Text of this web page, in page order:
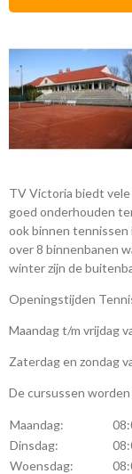
TV Victoria biedt
goed onderhouden
ook binnen tennissen
over 8 binnenbanen
winter zijn de
Openingstijden
Maandag t/m vrijdag
Zaterdag en zondag
De cursussen
Maandag:
Dinsdag:
Woensdag: